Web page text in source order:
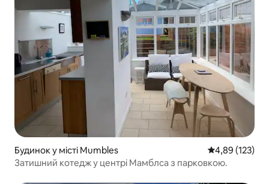
Будинок у місті Mumbles Середня
4,89 (123)
Затишний котедж у центрі Мамблса з парковкою.